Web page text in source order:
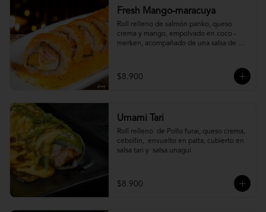
Fresh Mango-maracuya
Roll relleno de salmón panko, queso
crema y mango, empolvado en coco -
merken, acompañado de una salsa de
$8.900
Umami Tari
Roll relleno  de Pollo furai, queso crema,
cebollin,  envuelto en palta, cubierto en
salsa tari y  salsa unagui.
$8.900